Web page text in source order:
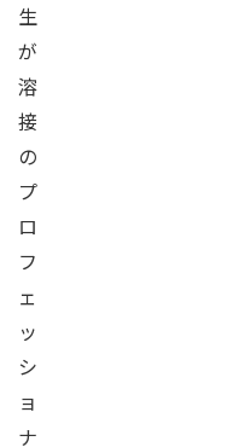
生
が
溶
接
の
プ
ロ
フ
ェ
ッ
シ
ョ
ナ